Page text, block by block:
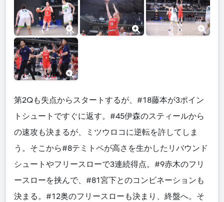
第2Qも失点からスタートするが、#18藤本が3ポイン
トシュートですぐに返す。#45伊森のスティールから
の速攻も決まるが、ミツウロコに逆転を許してしま
う。そこから#8テミトペが高さを生かしたリバウンド
シュートやフリースローで3連続得点。#9赤木のフリ
ースローを挟んで、#81宮下とのコンビネーションも
決まる。#12奥のフリースローも決まり、終盤へ。そ